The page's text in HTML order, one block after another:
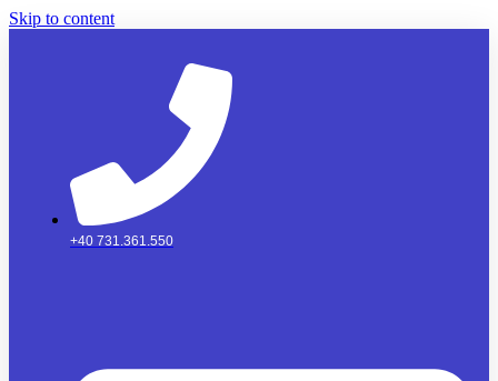
Skip to content
+40 731.361.550